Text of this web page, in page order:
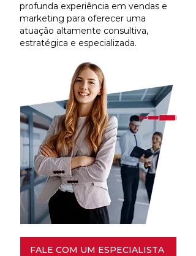
profunda experiência em vendas e
marketing para oferecer uma
atuação altamente consultiva,
estratégica e especializada.
FALE COM UM ESPECIALISTA